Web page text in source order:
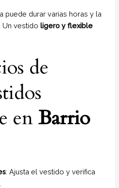
puede durar varias horas y la
Un vestidoligero y flexible
de
enBarrio
: Ajusta el vestido y verifica